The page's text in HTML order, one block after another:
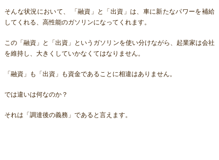
そんな状況において、 「融資」と「出資」は、車に新たなパワーを補給
してくれる、高性能のガソリンになってくれます。
この「融資」と「出資」というガソリンを使い分けながら、起業家は会社
を維持し、大きくしていかなくてはなりません。
「融資」も「出資」も資金であることに相違はありません。
では違いは何なのか？
それは「調達後の義務」であると言えます。